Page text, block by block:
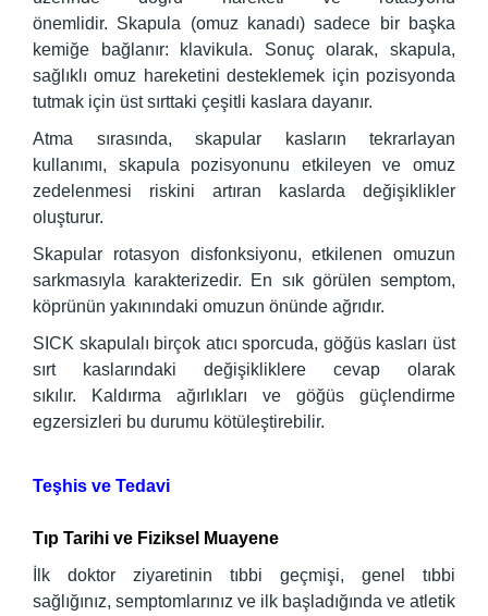
önemlidir. Skapula (omuz kanadı) sadece bir başka
kemiğe bağlanır: klavikula. Sonuç olarak, skapula,
sağlıklı omuz hareketini desteklemek için pozisyonda
tutmak için üst sırttaki çeşitli kaslara dayanır.
Atma sırasında, skapular kasların tekrarlayan
kullanımı, skapula pozisyonunu etkileyen ve omuz
zedelenmesi riskini artıran kaslarda değişiklikler
oluşturur.
Skapular rotasyon disfonksiyonu, etkilenen omuzun
sarkmasıyla karakterizedir. En sık görülen semptom,
köprünün yakınındaki omuzun önünde ağrıdır.
SICK skapulalı birçok atıcı sporcuda, göğüs kasları üst
sırt kaslarındaki değişikliklere cevap olarak
sıkılır. Kaldırma ağırlıkları ve göğüs güçlendirme
egzersizleri bu durumu kötüleştirebilir.
Teşhis ve Tedavi
Tıp Tarihi ve Fiziksel Muayene
İlk doktor ziyaretinin tıbbi geçmişi, genel tıbbi
sağlığınız, semptomlarınız ve ilk başladığında ve atletik